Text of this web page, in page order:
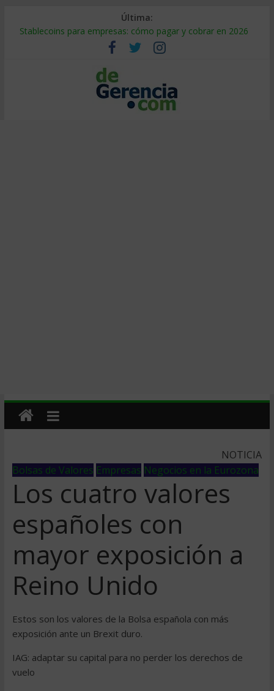
Última:
Stablecoins para empresas: cómo pagar y cobrar en 2026
Despido silencioso: qué es y por qué sale tan caro
IA en selección de personal: cómo auditarla a tiempo
Trabajo forzoso en la cadena de suministro: qué hacer
Mercado hispano de EE. UU.: cómo segmentarlo y venderle
NOTICIA
Bolsas de Valores Empresas Negocios en la Eurozona
Los cuatro valores
españoles con
mayor exposición a
Reino Unido
Estos son los valores de la Bolsa española con más
exposición ante un Brexit duro.
IAG: adaptar su capital para no perder los derechos de
vuelo